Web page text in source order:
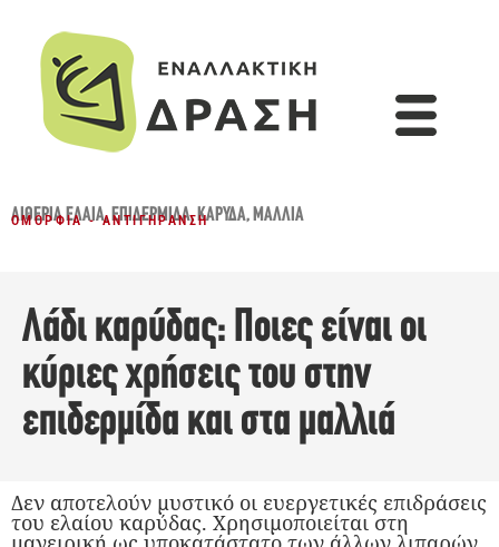
ΑΙΘΈΡΙΑ ΈΛΑΙΑ,ΕΠΙΔΕΡΜΊΔΑ,ΚΑΡΎΔΑ,ΜΑΛΛΙΆ
ΟΜΟΡΦΙΆ - ΑΝΤΙΓΉΡΑΝΣΗ
Λάδι καρύδας: Ποιες είναι οι
κύριες χρήσεις του στην
επιδερμίδα και στα μαλλιά
Δεν αποτελούν μυστικό οι ευεργετικές επιδράσεις
του ελαίου καρύδας. Χρησιμοποιείται στη